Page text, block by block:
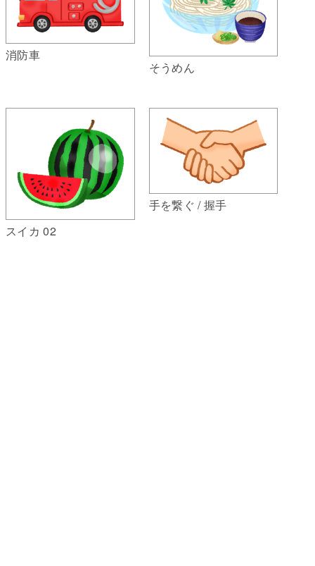
消防車
そうめん
スイカ 02
手を繋ぐ / 握手